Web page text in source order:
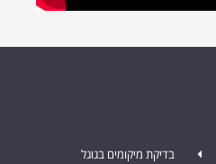
בדיקת מיקומים בגוגל